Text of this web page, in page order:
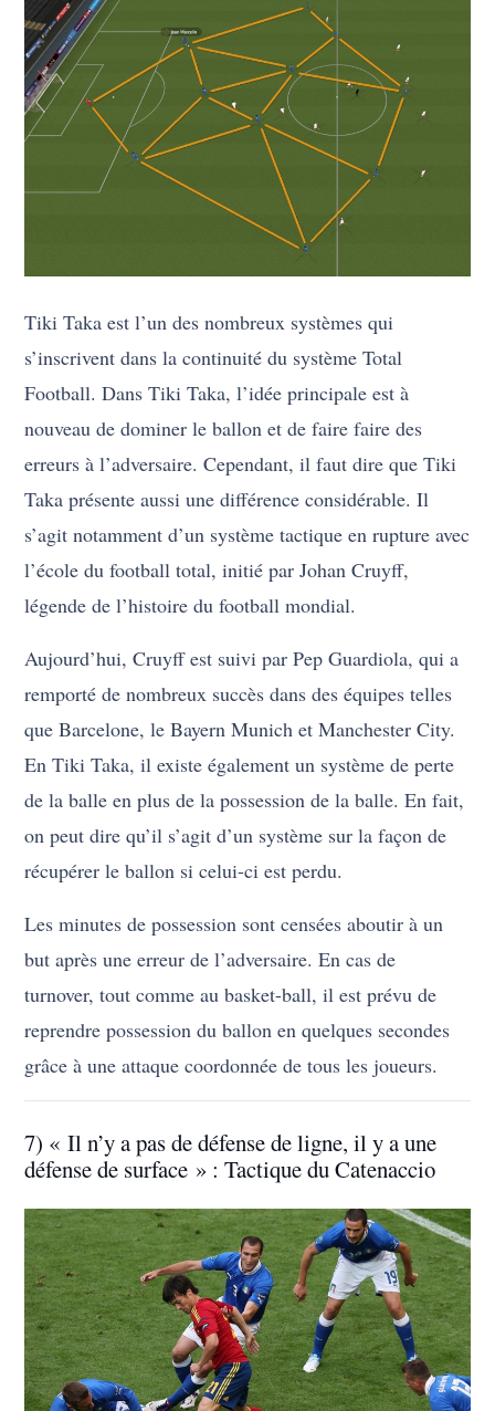
Tiki Taka est l’un des nombreux systèmes qui
s’inscrivent dans la continuité du système Total
Football. Dans Tiki Taka, l’idée principale est à
nouveau de dominer le ballon et de faire faire des
erreurs à l’adversaire. Cependant, il faut dire que Tiki
Taka présente aussi une différence considérable. Il
s’agit notamment d’un système tactique en rupture avec
l’école du football total, initié par Johan Cruyff,
légende de l’histoire du football mondial.
Aujourd’hui, Cruyff est suivi par Pep Guardiola, qui a
remporté de nombreux succès dans des équipes telles
que Barcelone, le Bayern Munich et Manchester City.
En Tiki Taka, il existe également un système de perte
de la balle en plus de la possession de la balle. En fait,
on peut dire qu’il s’agit d’un système sur la façon de
récupérer le ballon si celui-ci est perdu.
Les minutes de possession sont censées aboutir à un
but après une erreur de l’adversaire. En cas de
turnover, tout comme au basket-ball, il est prévu de
reprendre possession du ballon en quelques secondes
grâce à une attaque coordonnée de tous les joueurs.
7) « Il n’y a pas de défense de ligne, il y a une
défense de surface » : Tactique du Catenaccio